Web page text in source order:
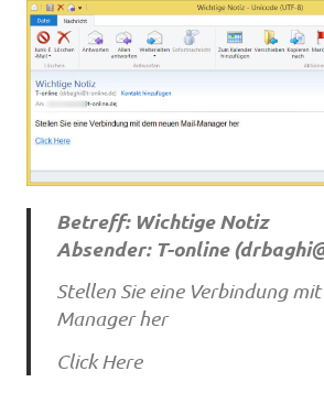
Betreff: Wichtige Notiz
Absender: T-online (
Stellen Sie eine Verbindung
Manager her
Click Here